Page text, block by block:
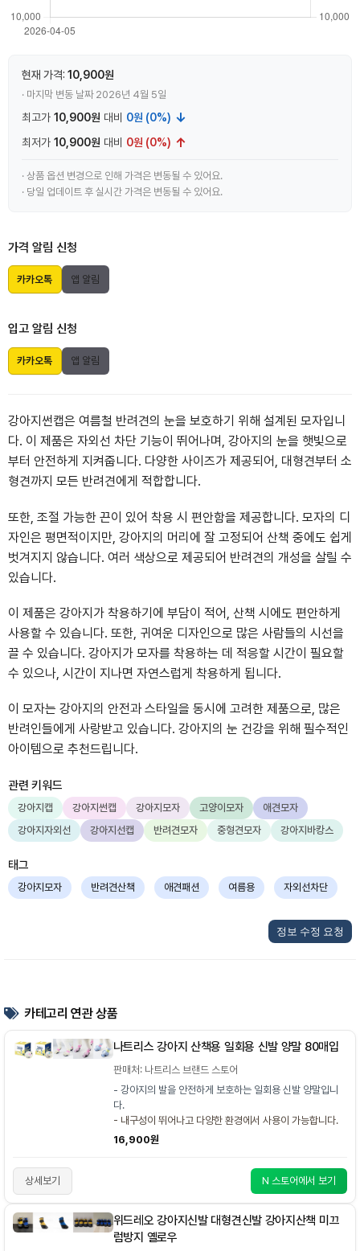
현재 가격: 10,900원
· 마지막 변동 날짜 2026년 4월 5일
최고가 10,900원 대비 0원 (0%) ↓
최저가 10,900원 대비 0원 (0%) ↑
· 상품 옵션 변경으로 인해 가격은 변동될 수 있어요.
· 당일 업데이트 후 실시간 가격은 변동될 수 있어요.
가격 알림 신청
카카오톡 앱 알림
입고 알림 신청
카카오톡 앱 알림
강아지썬캡은 여름철 반려견의 눈을 보호하기 위해 설계된 모자입니
다. 이 제품은 자외선 차단 기능이 뛰어나며, 강아지의 눈을 햇빛으로
부터 안전하게 지켜줍니다. 다양한 사이즈가 제공되어, 대형견부터 소
형견까지 모든 반려견에게 적합합니다.
또한, 조절 가능한 끈이 있어 착용 시 편안함을 제공합니다. 모자의 디
자인은 평면적이지만, 강아지의 머리에 잘 고정되어 산책 중에도 쉽게
벗겨지지 않습니다. 여러 색상으로 제공되어 반려견의 개성을 살릴 수
있습니다.
이 제품은 강아지가 착용하기에 부담이 적어, 산책 시에도 편안하게
사용할 수 있습니다. 또한, 귀여운 디자인으로 많은 사람들의 시선을
끌 수 있습니다. 강아지가 모자를 착용하는 데 적응할 시간이 필요할
수 있으나, 시간이 지나면 자연스럽게 착용하게 됩니다.
이 모자는 강아지의 안전과 스타일을 동시에 고려한 제품으로, 많은
반려인들에게 사랑받고 있습니다. 강아지의 눈 건강을 위해 필수적인
아이템으로 추천드립니다.
관련 키워드
강아지캡 강아지썬캡 강아지모자 고양이모자
애견모자
강아지자외선
강아지선캡 반려견모자 중형견모자 강아지바캉스
태그
강아지모자 반려견산책 애견패션 여름용 자외선차단
정보 수정 요청
카테고리 연관 상품
나트리스 강아지 산책용 일회용 신발 양말 80매입
판매처: 나트리스 브랜드 스토어
- 강아지의 발을 안전하게 보호하는 일회용 신발 양말입니
다.
- 내구성이 뛰어나고 다양한 환경에서 사용이 가능합니다.
16,900원
상세보기 N 스토어에서 보기
위드레오 강아지신발 대형견신발 강아지산책 미끄
럼방지 옐로우